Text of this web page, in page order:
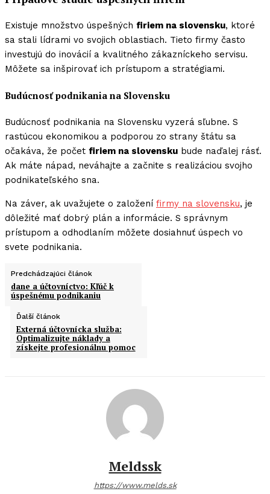
Existuje množstvo úspešných firiem na slovensku, ktoré
sa stali lídrami vo svojich oblastiach. Tieto firmy často
investujú do inovácií a kvalitného zákazníckeho servisu.
Môžete sa inšpirovať ich prístupom a stratégiami.
Budúcnosť podnikania na Slovensku
Budúcnosť podnikania na Slovensku vyzerá sľubne. S
rastúcou ekonomikou a podporou zo strany štátu sa
očakáva, že počet firiem na slovensku bude naďalej rásť.
Ak máte nápad, neváhajte a začnite s realizáciou svojho
podnikateľského sna.
Na záver, ak uvažujete o založení firmy na slovensku, je
dôležité mať dobrý plán a informácie. S správnym
prístupom a odhodlaním môžete dosiahnuť úspech vo
svete podnikania.
Predchádzajúci článok
dane a účtovníctvo: Kľúč k
úspešnému podnikaniu
Ďalší článok
Externá účtovnícka služba:
Optimalizujte náklady a
získejte profesionálnu pomoc
Meldssk
https://www.melds.sk